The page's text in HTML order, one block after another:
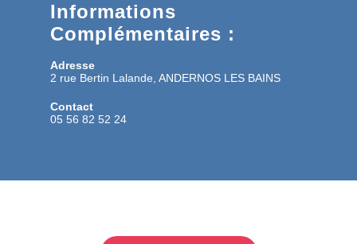
Informations
Complémentaires :
Adresse
2 rue Bertin Lalande, ANDERNOS LES BAINS
Contact
05 56 82 52 24